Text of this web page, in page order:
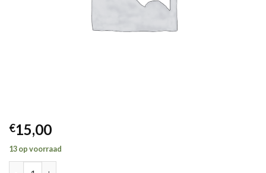
€15,00
13 op voorraad